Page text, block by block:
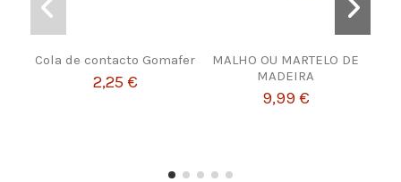
Cola de contacto Gomafer
2,25 €
MALHO OU MARTELO DE
MADEIRA
9,99 €